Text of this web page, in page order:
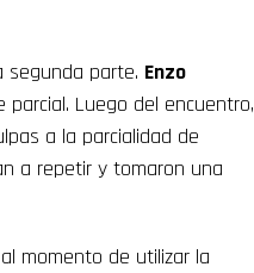
segunda parte. Enzo
Luego del encuentro,
a la parcialidad de
a repetir y tomaron una
momento de utilizar la